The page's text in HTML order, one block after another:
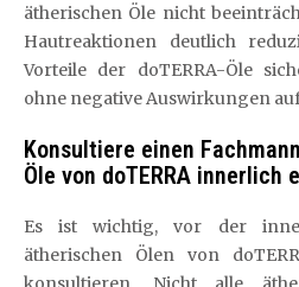
ätherischen Öle nicht
Hautreaktionen deutlich
Vorteile der doTERRA-Öle
ohne negative Auswirkungen
Konsultiere einen
Öle von doTERRA innerlich
Es ist wichtig, vor der
ätherischen Ölen von